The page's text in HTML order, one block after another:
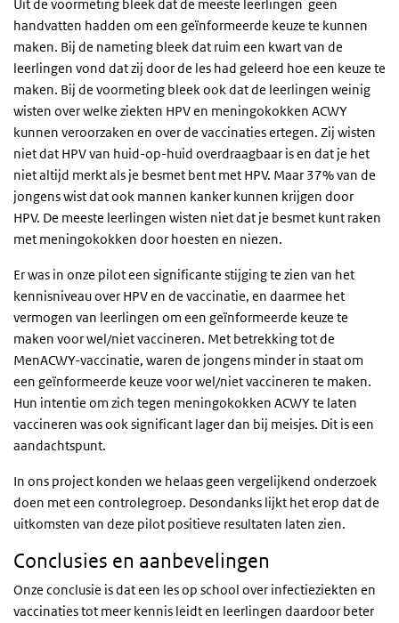
Uit de voormeting bleek dat de meeste leerlingen geen
handvatten hadden om een geïnformeerde keuze te kunnen
maken. Bij de nameting bleek dat ruim een kwart van de
leerlingen vond dat zij door de les had geleerd hoe een keuze te
maken. Bij de voormeting bleek ook dat de leerlingen weinig
wisten over welke ziekten HPV en meningokokken ACWY
kunnen veroorzaken en over de vaccinaties ertegen. Zij wisten
niet dat HPV van huid-op-huid overdraagbaar is en dat je het
niet altijd merkt als je besmet bent met HPV. Maar 37% van de
jongens wist dat ook mannen kanker kunnen krijgen door
HPV. De meeste leerlingen wisten niet dat je besmet kunt raken
met meningokokken door hoesten en niezen.
Er was in onze pilot een significante stijging te zien van het
kennisniveau over HPV en de vaccinatie, en daarmee het
vermogen van leerlingen om een geïnformeerde keuze te
maken voor wel/niet vaccineren. Met betrekking tot de
MenACWY-vaccinatie, waren de jongens minder in staat om
een geïnformeerde keuze voor wel/niet vaccineren te maken.
Hun intentie om zich tegen meningokokken ACWY te laten
vaccineren was ook significant lager dan bij meisjes. Dit is een
aandachtspunt.
In ons project konden we helaas geen vergelijkend onderzoek
doen met een controlegroep. Desondanks lijkt het erop dat de
uitkomsten van deze pilot positieve resultaten laten zien.
Conclusies en aanbevelingen
Onze conclusie is dat een les op school over infectieziekten en
vaccinaties tot meer kennis leidt en leerlingen daardoor beter